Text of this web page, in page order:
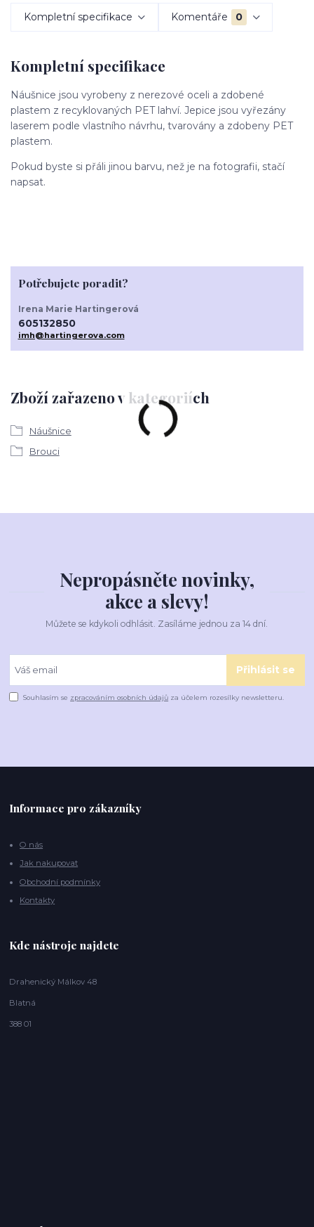
Kompletní specifikace Komentáře 0
Kompletní specifikace
Náušnice jsou vyrobeny z nerezové oceli a zdobené
plastem z recyklovaných PET lahví. Jepice jsou vyřezány
laserem podle vlastního návrhu, tvarovány a zdobeny PET
plastem.
Pokud byste si přáli jinou barvu, než je na fotografii, stačí
napsat.
Zboží zařazeno v kategoriích
Náušnice
Brouci
Potřebujete poradit?
Irena Marie Hartingerová
605132850
imh@hartingerova.com
Nepropásněte novinky,
akce a slevy!
Můžete se kdykoli odhlásit. Zasíláme jednou za 14 dní.
Přihlásit se
Souhlasím se zpracováním osobních údajů za účelem rozesílky newsletteru.
Informace pro zákazníky
O nás
Jak nakupovat
Obchodní podmínky
Kontakty
Kde nástroje najdete
Drahenický Málkov 48
Blatná
388 01